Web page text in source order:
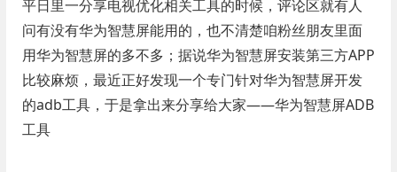
平日里一分享电视优化相关工具的时候，评论区就有人
问有没有华为智慧屏能用的，也不清楚咱粉丝朋友里面
用华为智慧屏的多不多；据说华为智慧屏安装第三方APP
比较麻烦，最近正好发现一个专门针对华为智慧屏开发
的adb工具，于是拿出来分享给大家——华为智慧屏ADB
工具